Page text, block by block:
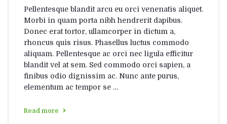
Pellentesque blandit arcu eu orci venenatis aliquet.
Morbi in quam porta nibh hendrerit dapibus.
Donec erat tortor, ullamcorper in dictum a,
rhoncus quis risus. Phasellus luctus commodo
aliquam. Pellentesque ac orci nec ligula efficitur
blandit vel at sem. Sed commodo orci sapien, a
finibus odio dignissim ac. Nunc ante purus,
elementum ac tempor se …
Read more